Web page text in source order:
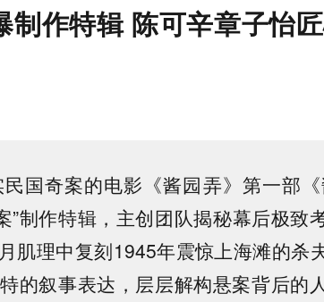
制作特辑 陈可辛章子怡
国奇案的电影《酱园弄》第一部《
”制作特辑，主创团队揭秘幕后极致
肌理中复刻1945年震惊上海滩的杀
的叙事表达，层层解构悬案背后的